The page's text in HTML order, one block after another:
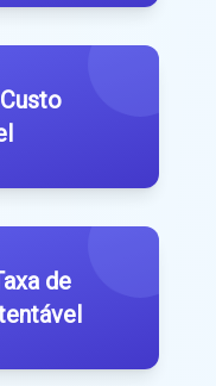
de